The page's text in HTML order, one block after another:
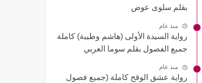
بقلم سلوى عوض
منذ عام
رواية السيدة الأولى (هاشم وطيبة) كاملة
جميع الفصول بقلم سوما العربي
منذ عام
رواية عشق الوقح كاملة (جميع فصول